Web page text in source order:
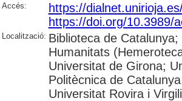
Accés:
https://
https://doi.org/10.3989/
Localització: Biblioteca de
Humanitats
Universitat de Girona;
Politècnica de
Universitat Rovira i Virgili